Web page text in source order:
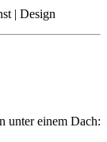
| Design
unter einem Dach: